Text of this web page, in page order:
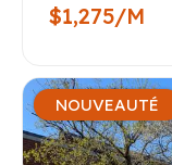
$1,275/M
NOUVEAUTÉ